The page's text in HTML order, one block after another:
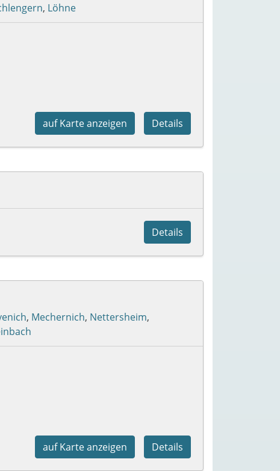
, Löhne
Details
auf Karte anzeigen
Details
, Mechernich, Nettersheim,
Details
auf Karte anzeigen